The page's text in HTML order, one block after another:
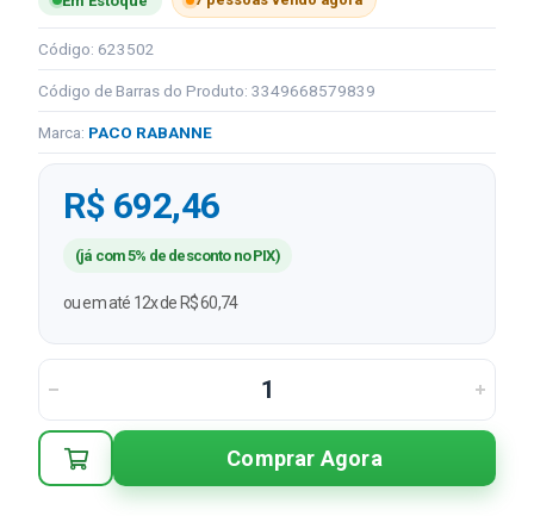
Código: 623502
Código de Barras do Produto: 3349668579839
Marca: PACO RABANNE
R$ 692,46
(já com 5% de desconto no PIX)
ou em até 12x de R$ 60,74
Comprar Agora